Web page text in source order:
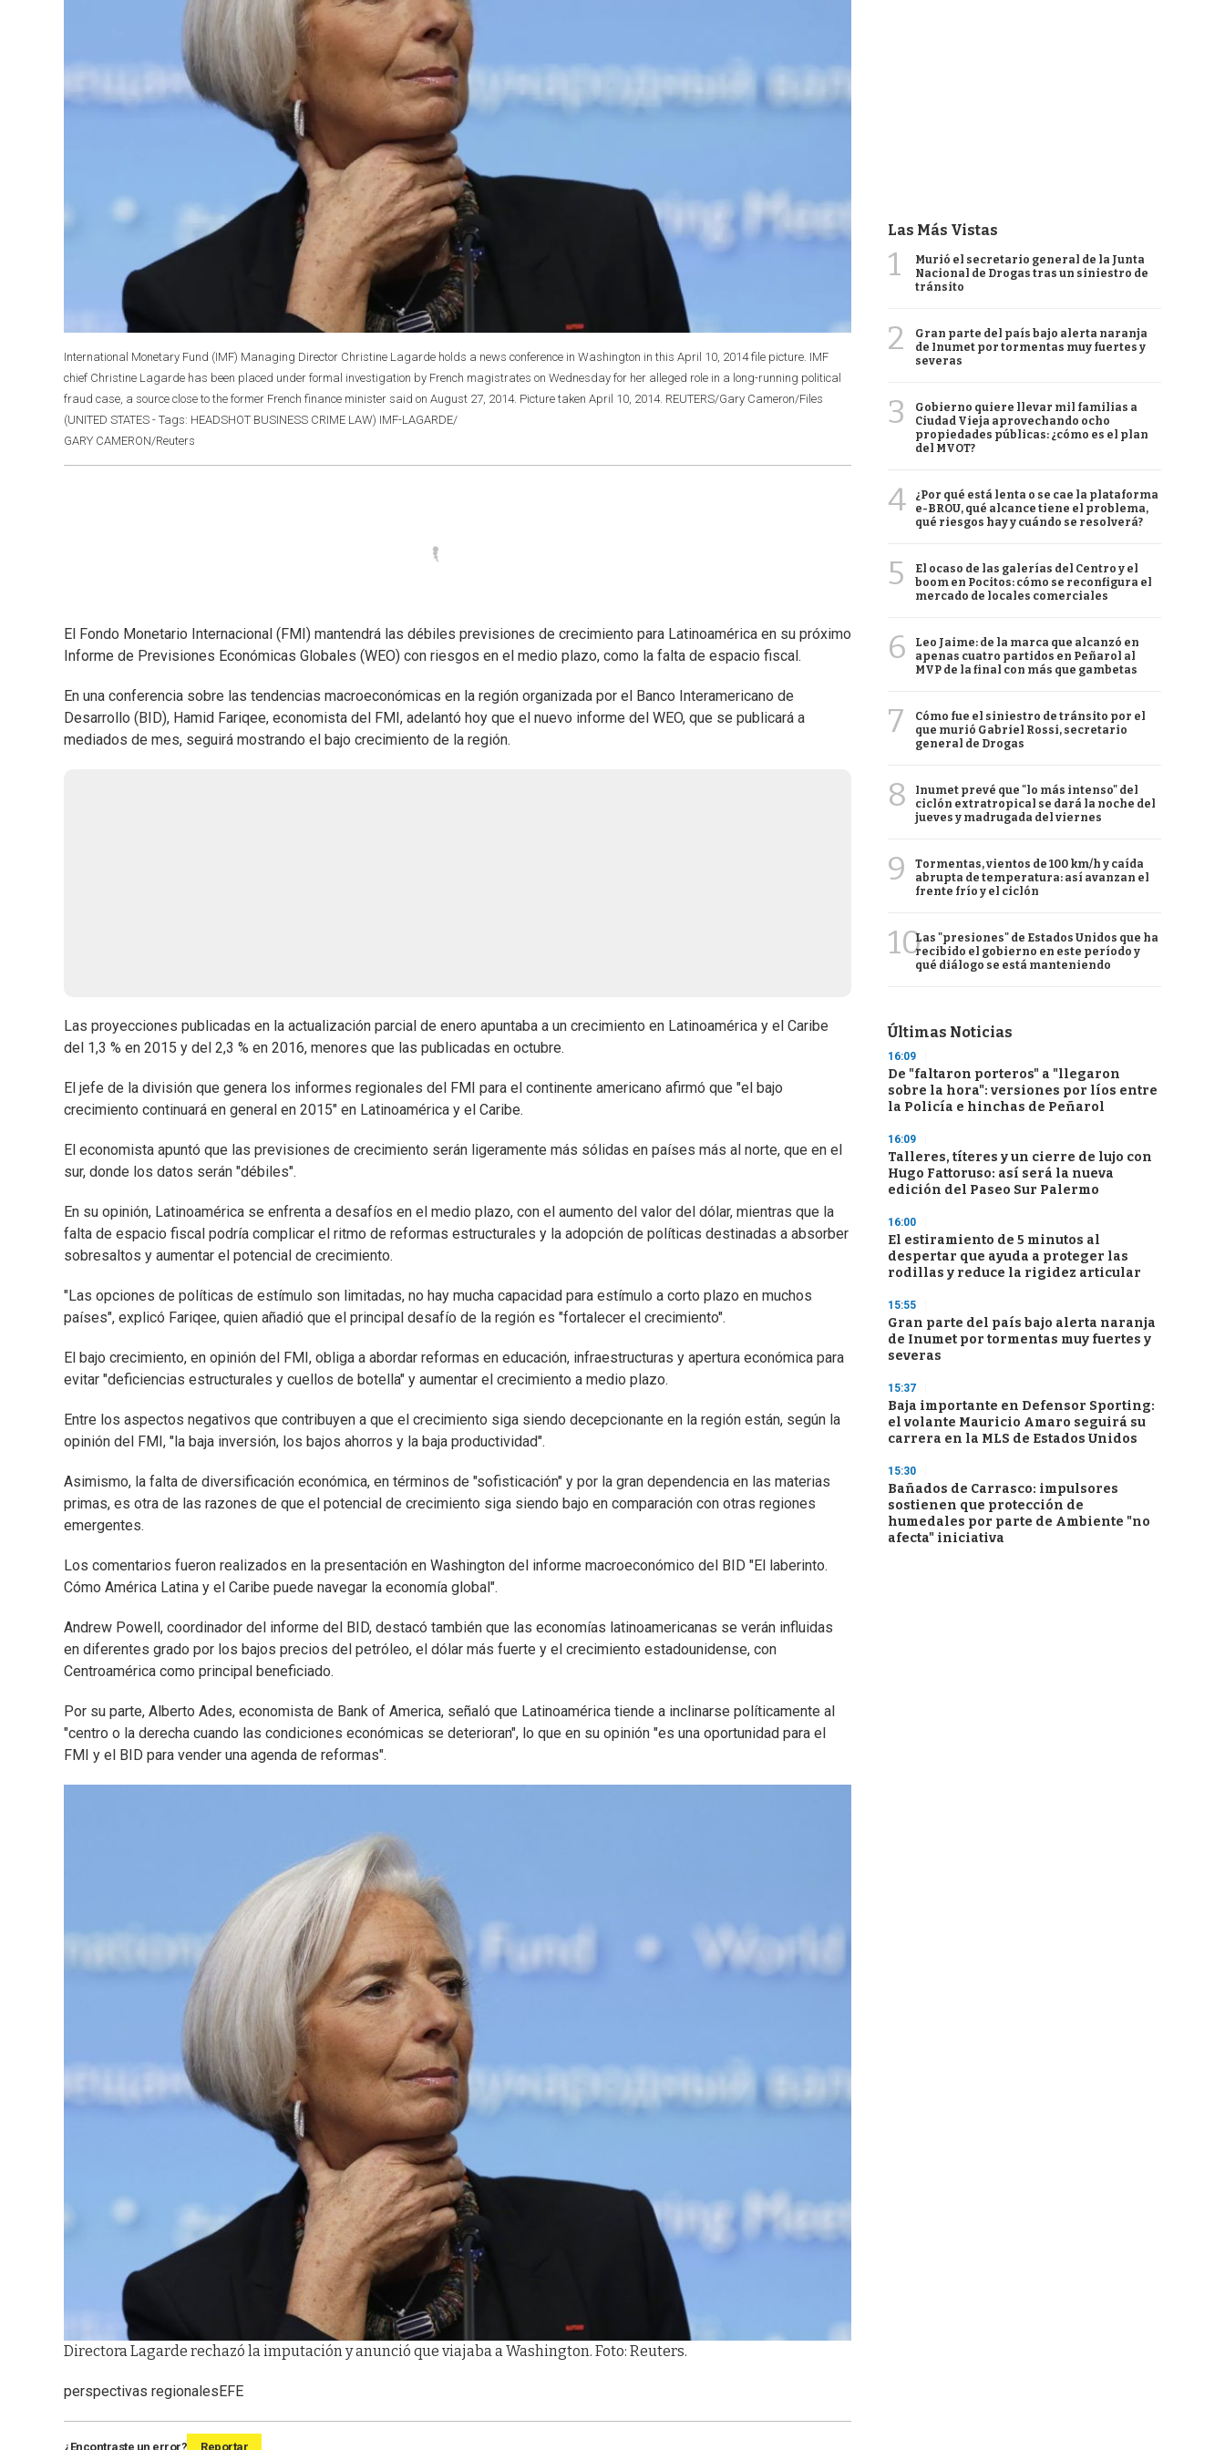
International Monetary Fund (IMF) Managing Director Christine Lagarde holds a news conference in Washington in this April 10, 2014 file picture. IMF
chief Christine Lagarde has been placed under formal investigation by French magistrates on Wednesday for her alleged role in a long-running political
fraud case, a source close to the former French finance minister said on August 27, 2014. Picture taken April 10, 2014. REUTERS/Gary Cameron/Files
(UNITED STATES - Tags: HEADSHOT BUSINESS CRIME LAW) IMF-LAGARDE/
GARY CAMERON/Reuters
El Fondo Monetario Internacional (FMI) mantendrá las débiles previsiones de crecimiento para Latinoamérica en su próximo
Informe de Previsiones Económicas Globales (WEO) con riesgos en el medio plazo, como la falta de espacio fiscal.
En una conferencia sobre las tendencias macroeconómicas en la región organizada por el Banco Interamericano de
Desarrollo (BID), Hamid Fariqee, economista del FMI, adelantó hoy que el nuevo informe del WEO, que se publicará a
mediados de mes, seguirá mostrando el bajo crecimiento de la región.
Las proyecciones publicadas en la actualización parcial de enero apuntaba a un crecimiento en Latinoamérica y el Caribe
del 1,3 % en 2015 y del 2,3 % en 2016, menores que las publicadas en octubre.
El jefe de la división que genera los informes regionales del FMI para el continente americano afirmó que "el bajo
crecimiento continuará en general en 2015" en Latinoamérica y el Caribe.
El economista apuntó que las previsiones de crecimiento serán ligeramente más sólidas en países más al norte, que en el
sur, donde los datos serán "débiles".
En su opinión, Latinoamérica se enfrenta a desafíos en el medio plazo, con el aumento del valor del dólar, mientras que la
falta de espacio fiscal podría complicar el ritmo de reformas estructurales y la adopción de políticas destinadas a absorber
sobresaltos y aumentar el potencial de crecimiento.
"Las opciones de políticas de estímulo son limitadas, no hay mucha capacidad para estímulo a corto plazo en muchos
países", explicó Fariqee, quien añadió que el principal desafío de la región es "fortalecer el crecimiento".
El bajo crecimiento, en opinión del FMI, obliga a abordar reformas en educación, infraestructuras y apertura económica para
evitar "deficiencias estructurales y cuellos de botella" y aumentar el crecimiento a medio plazo.
Entre los aspectos negativos que contribuyen a que el crecimiento siga siendo decepcionante en la región están, según la
opinión del FMI, "la baja inversión, los bajos ahorros y la baja productividad".
Asimismo, la falta de diversificación económica, en términos de "sofisticación" y por la gran dependencia en las materias
primas, es otra de las razones de que el potencial de crecimiento siga siendo bajo en comparación con otras regiones
emergentes.
Los comentarios fueron realizados en la presentación en Washington del informe macroeconómico del BID "El laberinto.
Cómo América Latina y el Caribe puede navegar la economía global".
Andrew Powell, coordinador del informe del BID, destacó también que las economías latinoamericanas se verán influidas
en diferentes grado por los bajos precios del petróleo, el dólar más fuerte y el crecimiento estadounidense, con
Centroamérica como principal beneficiado.
Por su parte, Alberto Ades, economista de Bank of America, señaló que Latinoamérica tiende a inclinarse políticamente al
"centro o la derecha cuando las condiciones económicas se deterioran", lo que en su opinión "es una oportunidad para el
FMI y el BID para vender una agenda de reformas".
Directora Lagarde rechazó la imputación y anunció que viajaba a Washington. Foto: Reuters.
perspectivas regionalesEFE
¿Encontraste un error? Reportar
Las Más Vistas
1
Murió el secretario general de la Junta
Nacional de Drogas tras un siniestro de
tránsito
2
Gran parte del país bajo alerta naranja
de Inumet por tormentas muy fuertes y
severas
3
Gobierno quiere llevar mil familias a
Ciudad Vieja aprovechando ocho
propiedades públicas: ¿cómo es el plan
del MVOT?
4
¿Por qué está lenta o se cae la plataforma
e-BROU, qué alcance tiene el problema,
qué riesgos hay y cuándo se resolverá?
5
El ocaso de las galerías del Centro y el
boom en Pocitos: cómo se reconfigura el
mercado de locales comerciales
6
Leo Jaime: de la marca que alcanzó en
apenas cuatro partidos en Peñarol al
MVP de la final con más que gambetas
7
Cómo fue el siniestro de tránsito por el
que murió Gabriel Rossi, secretario
general de Drogas
8
Inumet prevé que "lo más intenso" del
ciclón extratropical se dará la noche del
jueves y madrugada del viernes
9
Tormentas, vientos de 100 km/h y caída
abrupta de temperatura: así avanzan el
frente frío y el ciclón
10Las "presiones" de Estados Unidos que ha
recibido el gobierno en este período y
qué diálogo se está manteniendo
Últimas Noticias
16:09
De "faltaron porteros" a "llegaron
sobre la hora": versiones por líos entre
la Policía e hinchas de Peñarol
16:09
Talleres, títeres y un cierre de lujo con
Hugo Fattoruso: así será la nueva
edición del Paseo Sur Palermo
16:00
El estiramiento de 5 minutos al
despertar que ayuda a proteger las
rodillas y reduce la rigidez articular
15:55
Gran parte del país bajo alerta naranja
de Inumet por tormentas muy fuertes y
severas
15:37
Baja importante en Defensor Sporting:
el volante Mauricio Amaro seguirá su
carrera en la MLS de Estados Unidos
15:30
Bañados de Carrasco: impulsores
sostienen que protección de
humedales por parte de Ambiente "no
afecta" iniciativa